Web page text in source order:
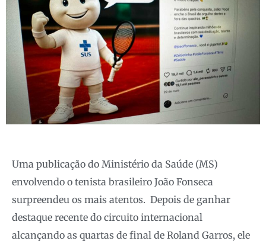
Uma publicação do Ministério da Saúde (MS)
envolvendo o tenista brasileiro João Fonseca
surpreendeu os mais atentos. Depois de ganhar
destaque recente do circuito internacional
alcançando as quartas de final de Roland Garros, ele